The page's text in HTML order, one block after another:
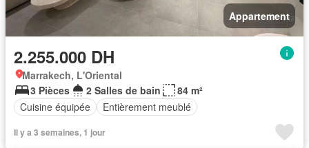
Appartement
2.255.000 DH
Marrakech, L'Oriental
3 Pièces
2 Salles de bain
84 m²
Cuisine équipée
Entièrement meublé
Il y a 3 semaines, 1 jour